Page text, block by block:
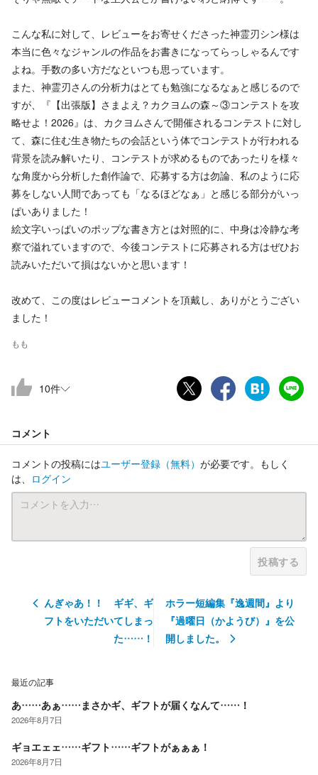
こんな私に対して、レビューをお寄せくださった神霊刃シン様は
本当に色々なジャンルの作品をお書きになってらっしゃるんです
よね。手数の多い方だなといつも思っています。
また、神霊刃さんの分析力はとても勉強になるなぁと感じるので
すが、『【出張版】さまよえ？カクヨムの森～③コンテストを攻
略せよ！2026』は、カクヨムさんで開催されるコンテストに対し
て、森に住む生き物たちの会話という体でコンテストが行われる
背景を読み解いたり、コンテストが求めるものであったりを様々
な角度から分析した創作論で、応募する方は勿論、私のように応
募をしない人間であっても「なるほどなぁ」と感じる部分がいっ
ぱいありました！
絵文字いっぱいのポップな書き方とは対照的に、中身は冷静な考
察で溢れていますので、今後コンテストに応募される方はぜひお
読みいただいて損はないかと思います！
改めて、この度はレビューコメントを頂戴し、ありがとうござい
ました！
もも
10件
コメント
コメントの投稿にはユーザー登録 （無料） が必要です。もしく
は、 ログイン
投稿する
んぎゃあ！！ ギギ、ギ
フトをいただいてしまっ
た……！
ホラー短編集『逸週間』より
『過曜日（かようび）』を公
開しました。
最近の記事
あ……あぁ……まさかギ、ギフトが届くなんて……！
2026年8月7日
ギョエェェ……ギフト……ギフトがぁぁぁ！
2026年8月7日